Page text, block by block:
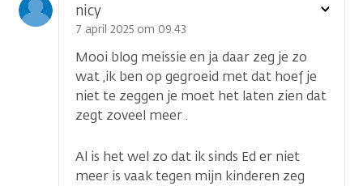
nicy
7 april 2025 om 09.43
Mooi blog meissie en ja daar zeg je zo
wat ,ik ben op gegroeid met dat hoef je
niet te zeggen je moet het laten zien dat
zegt zoveel meer .
Al is het wel zo dat ik sinds Ed er niet
meer is vaak tegen mijn kinderen zeg
Toon